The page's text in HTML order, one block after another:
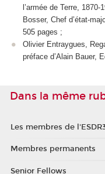
l’armée de Terre,
Bosser, Chef d’état-
505 pages ;
Olivier Entraygues,
préface d’Alain Bauer,
Dans la même
Les membres de
Membres permanents
Senior Fellows